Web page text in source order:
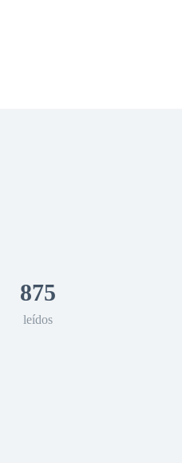
875
leídos